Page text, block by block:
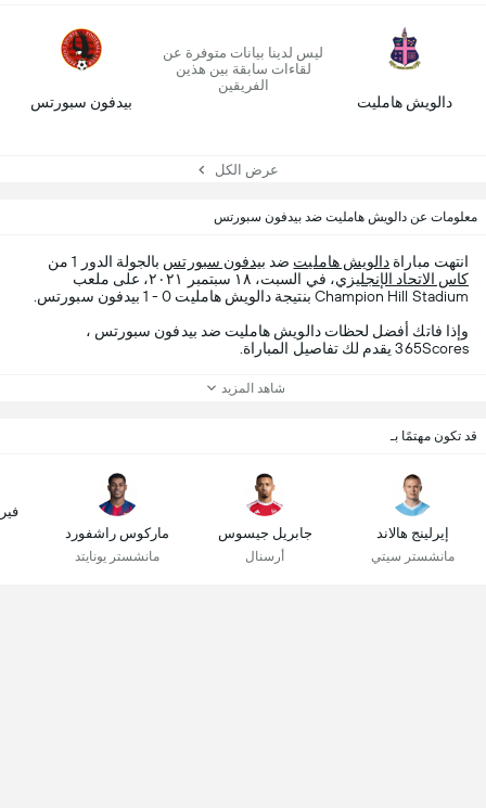
دالويش هامليت
ليس لدينا بيانات متوفرة عن
لقاءات سابقة بين هذين
الفريقين
بيدفون سبورتس
عرض الكل
معلومات عن دالويش هامليت ضد بيدفون سبورتس
انتهت مباراة دالويش هامليت ضد بيدفون سبورتس بالجولة الدور 1 من
كاس الاتحاد الإنجليزي
، في السبت، ١٨ سبتمبر ٢٠٢١، على ملعب
Champion Hill Stadium بنتيجة دالويش هامليت 0 - 1 بيدفون سبورتس.
وإذا فاتك أفضل لحظات دالويش هامليت ضد بيدفون سبورتس ،
365Scores يقدم لك تفاصيل المباراة.
شاهد المزيد
قد تكون مهتمًا بـ
إيرلينج هالاند
مانشستر سيتي
جابريل جيسوس
أرسنال
ماركوس راشفورد
مانشستر يونايتد